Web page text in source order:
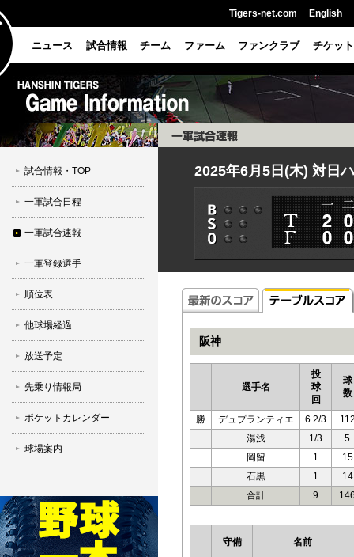
Tigers-net.com English
ニュース 試合情報 チーム ファーム ファンクラブ チケット
試合情報・TOP
一軍試合日程
一軍試合速報
一軍登録選手
順位表
他球場経過
放送予定
先乗り情報局
ポケットカレンダー
球場案内
2025年6月5日(木) 対日
阪神
選手名
投
球
回
球
数
勝 デュプランティエ 6 2/3
湯浅
1/3
5
岡留
1
15
石黒
1
14
合計
9
守備 名前